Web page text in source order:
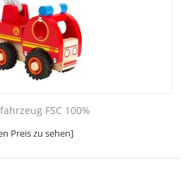
FSC 100%
Preis zu sehen]